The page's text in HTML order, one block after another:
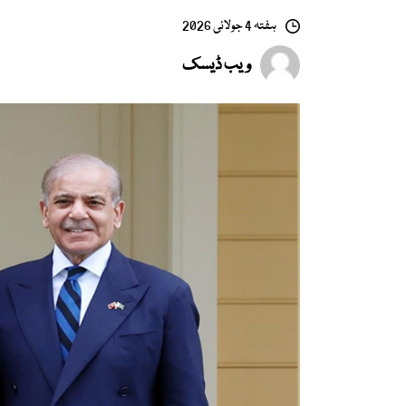
ہفتہ 4 جولائی 2026
ویب ڈیسک